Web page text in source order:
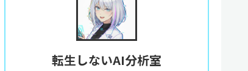
転生しないAI分析室